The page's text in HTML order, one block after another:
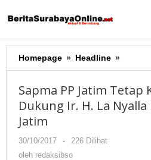
ke
Homepage » Headline »
PP
Tetap
Sapma PP Jatim Tetap
Dukung Ir. H. La
Jatim
30/10/2017
oleh
redaksibso
-
226 Dilihat
oleh redaksibso